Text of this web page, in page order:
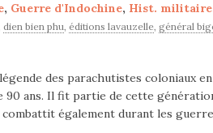
, Guerre d'Indochine, Hist. militaire
dien bien phu, éditions lavauzelle, général
des parachutistes coloniaux
90 ans. Il fit partie de cette
également durant les